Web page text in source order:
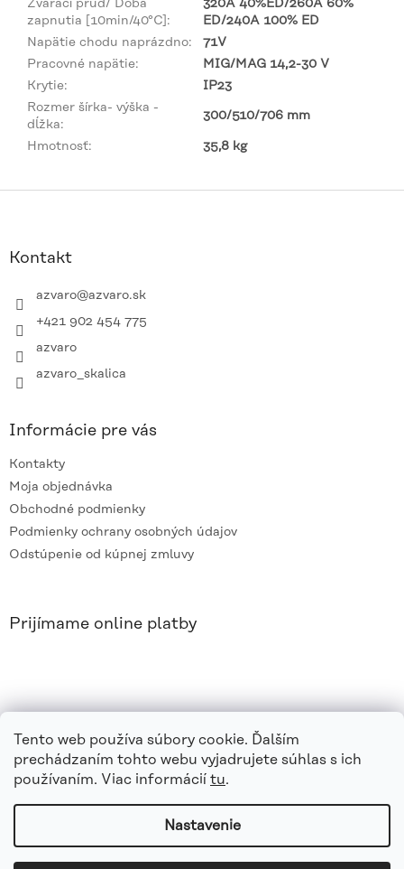
Tento web používa súbory cookie. Ďalším
prechádzaním tohto webu vyjadrujete súhlas s ich
používaním. Viac informácií tu.
Nastavenie
Zvárací prúd/ Doba
zapnutia [10min/40°C] :
320A 40%ED/260A 60%
ED/240A 100% ED
Napätie chodu naprázdno:
71V
Pracovné napätie:
MIG/MAG 14,2-30 V
Krytie:
IP23
Rozmer šírka- výška -
dĺžka:
300/510/706 mm
Hmotnosť: 35,8 kg
Kontakt
azvaro@azvaro.sk
+421 902 454 775
azvaro
azvaro_skalica
Informácie pre vás
Kontakty
Moja objednávka
Obchodné podmienky
Podmienky ochrany osobných údajov
Odstúpenie od kúpnej zmluvy
Prijímame online platby
Vytvoril Shoptet|